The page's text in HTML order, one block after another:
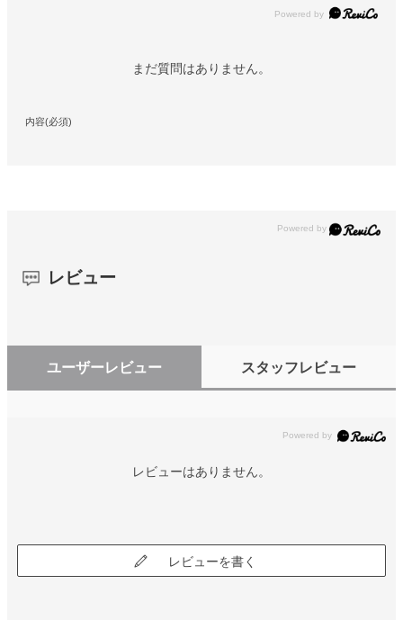
Powered by
まだ質問はありません。
内容(必須)
レビュー
ユーザーレビュー スタッフレビュー
レビューはありません。
レビューを書く